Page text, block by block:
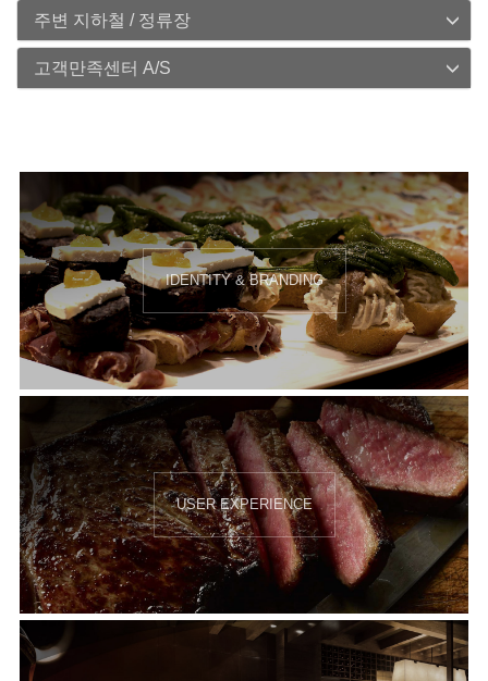
주변 지하철 / 정류장
고객만족센터 A/S
IDENTITY & BRANDING
USER EXPERIENCE